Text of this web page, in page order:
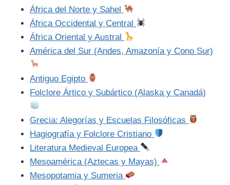
África del Norte y Sahel
África Occidental y Central
África Oriental y Austral
América del Sur (Andes, Amazonía y Cono Sur)
Antiguo Egipto
Folclore Ártico y Subártico (Alaska y Canadá)
Grecia: Alegorías y Escuelas Filosóficas
Hagiografía y Folclore Cristiano
Literatura Medieval Europea
Mesoamérica (Aztecas y Mayas)
Mesopotamia y Sumeria